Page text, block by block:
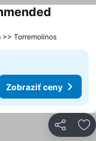
>> Torremolinos
Zobraziť ceny
Zdieľať